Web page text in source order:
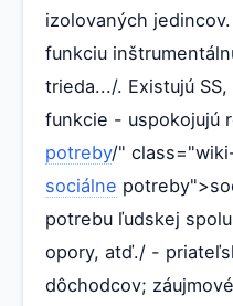
izolovaných
funkciu
trieda.../. Existujú
funkcie - uspokojujú
potreby/"
sociálne
potrebu ľudskej
opory, atď./ -
dôchodcov;